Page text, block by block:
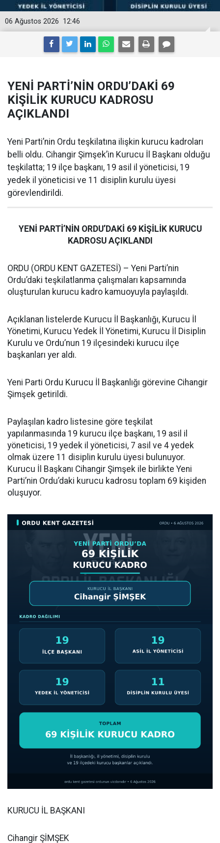
12:46
06 Ağustos 2026
YENİ PARTİ’NİN ORDU’DAKİ 69
KİŞİLİK KURUCU KADROSU
AÇIKLANDI
Yeni Parti’nin Ordu teşkilatına ilişkin kurucu kadroları
belli oldu. Cihangir Şimşek’in Kurucu İl Başkanı olduğu
teşkilatta; 19 ilçe başkanı, 19 asil il yöneticisi, 19
yedek il yöneticisi ve 11 disiplin kurulu üyesi
görevlendirildi.
YENİ PARTİ’NİN ORDU’DAKİ 69 KİŞİLİK KURUCU
KADROSU AÇIKLANDI
ORDU (ORDU KENT GAZETESİ) – Yeni Parti’nin
Ordu’daki teşkilatlanma çalışmaları kapsamında
oluşturulan kurucu kadro kamuoyuyla paylaşıldı.
Açıklanan listelerde Kurucu İl Başkanlığı, Kurucu İl
Yönetimi, Kurucu Yedek İl Yönetimi, Kurucu İl Disiplin
Kurulu ve Ordu’nun 19 ilçesindeki kurucu ilçe
başkanları yer aldı.
Yeni Parti Ordu Kurucu İl Başkanlığı görevine Cihangir
Şimşek getirildi.
Paylaşılan kadro listesine göre teşkilat
yapılanmasında 19 kurucu ilçe başkanı, 19 asil il
yöneticisi, 19 yedek il yöneticisi, 7 asil ve 4 yedek
olmak üzere 11 disiplin kurulu üyesi bulunuyor.
Kurucu İl Başkanı Cihangir Şimşek ile birlikte Yeni
Parti’nin Ordu’daki kurucu kadrosu toplam 69 kişiden
oluşuyor.
KURUCU İL BAŞKANI
Cihangir ŞİMŞEK